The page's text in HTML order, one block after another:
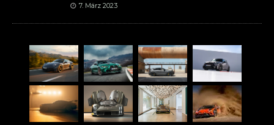
7. März 2023